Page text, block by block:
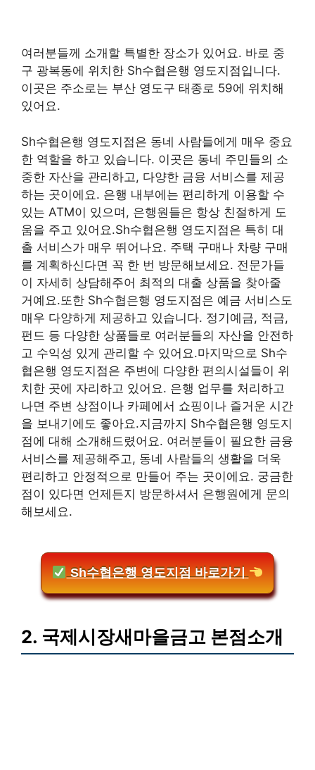
여러분들께 소개할 특별한 장소가 있어요. 바로 중
구 광복동에 위치한 Sh수협은행 영도지점입니다.
이곳은 주소로는 부산 영도구 태종로 59에 위치해
있어요.
Sh수협은행 영도지점은 동네 사람들에게 매우 중요
한 역할을 하고 있습니다. 이곳은 동네 주민들의 소
중한 자산을 관리하고, 다양한 금융 서비스를 제공
하는 곳이에요. 은행 내부에는 편리하게 이용할 수
있는 ATM이 있으며, 은행원들은 항상 친절하게 도
움을 주고 있어요.Sh수협은행 영도지점은 특히 대
출 서비스가 매우 뛰어나요. 주택 구매나 차량 구매
를 계획하신다면 꼭 한 번 방문해보세요. 전문가들
이 자세히 상담해주어 최적의 대출 상품을 찾아줄
거예요.또한 Sh수협은행 영도지점은 예금 서비스도
매우 다양하게 제공하고 있습니다. 정기예금, 적금,
펀드 등 다양한 상품들로 여러분들의 자산을 안전하
고 수익성 있게 관리할 수 있어요.마지막으로 Sh수
협은행 영도지점은 주변에 다양한 편의시설들이 위
치한 곳에 자리하고 있어요. 은행 업무를 처리하고
나면 주변 상점이나 카페에서 쇼핑이나 즐거운 시간
을 보내기에도 좋아요.지금까지 Sh수협은행 영도지
점에 대해 소개해드렸어요. 여러분들이 필요한 금융
서비스를 제공해주고, 동네 사람들의 생활을 더욱
편리하고 안정적으로 만들어 주는 곳이에요. 궁금한
점이 있다면 언제든지 방문하셔서 은행원에게 문의
해보세요.
Sh수협은행 영도지점 바로가기
2. 국제시장새마을금고 본점소개